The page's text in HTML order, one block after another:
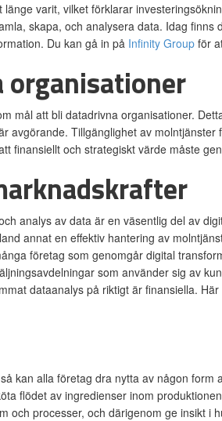
varit, vilket förklarar
skapa, och analysera data. Idag
Du kan gå in på Infinity Group för
organisationer
mål att bli datadrivna organisationer.
avgörande. Tillgänglighet av
finansiellt och strategiskt värde måste
analys av data är en väsentlig del av
annat en effektiv hantering av
företag som genomgår digital
som använder sig av
dataanalys på riktigt är finansiella.
kan alla företag dra nytta av någon
flödet av ingredienser inom
och processer, och därigenom ge insikt i